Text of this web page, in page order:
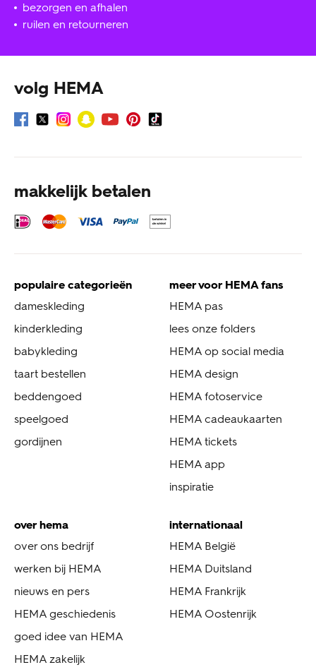
bezorgen en afhalen
ruilen en retourneren
volg HEMA
makkelijk betalen
populaire categorieën
dameskleding
kinderkleding
babykleding
taart bestellen
beddengoed
speelgoed
gordijnen
meer voor HEMA fans
HEMA pas
lees onze folders
HEMA op social media
HEMA design
HEMA fotoservice
HEMA cadeaukaarten
HEMA tickets
HEMA app
inspiratie
over hema
over ons bedrijf
werken bij HEMA
nieuws en pers
HEMA geschiedenis
goed idee van HEMA
HEMA zakelijk
internationaal
HEMA België
HEMA Duitsland
HEMA Frankrijk
HEMA Oostenrijk